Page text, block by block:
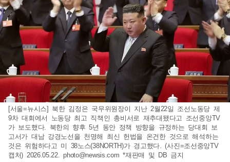
[서울=뉴시스] 북한 김정은 국무위원장이 지난 2월22일 조선노동당 제
9차 대회에서 노동당 최고 직책인 총비서로 재추대됐다고 조선중앙TV
가 보도했다. 북한의 향후 5년 동안 정책 방향을 규정하는 당대회 보
고서가 대남 강경노선을 천명해 최신 헌법을 온건한 것으로 해석하는
것은 위험하다고 미 38노스(38NORTH)가 경고했다. (사진=조선중앙TV
캡처) 2026.05.22.photo@newsis.com *재판매 및 DB 금지